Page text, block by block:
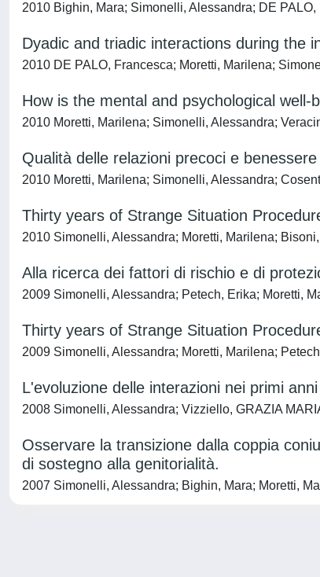
2010 Bighin, Mara; Simonelli, Alessandra; DE
Dyadic and triadic interactions during the
2010 DE PALO, Francesca; Moretti, Marilena;
How is the mental and psychological
2010 Moretti, Marilena; Simonelli, Alessandra;
Qualità delle relazioni precoci e
2010 Moretti, Marilena; Simonelli, Alessandra;
Thirty years of Strange Situation
2010 Simonelli, Alessandra; Moretti, Marilena;
Alla ricerca dei fattori di rischio e di
2009 Simonelli, Alessandra; Petech, Erika; Moretti,
Thirty years of Strange Situation
2009 Simonelli, Alessandra; Moretti, Marilena;
L'evoluzione delle interazioni nei primi
2008 Simonelli, Alessandra; Vizziello, GRAZIA
Osservare la transizione dalla coppia
di sostegno alla genitorialità.
2007 Simonelli, Alessandra; Bighin, Mara; Moretti,